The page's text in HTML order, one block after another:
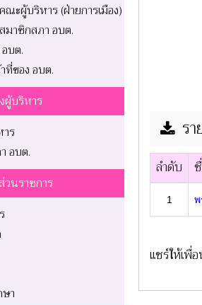
ณะผู้บริหาร (ฝ่ายการเมือง)
มาชิกสภา อบต.
บต.
ที่ของ อบต.
ผู้บริหาร
ร
อบต.
วนราชการ
า
ร
ลำดับ
1 พ
แชร์ให้เพื่